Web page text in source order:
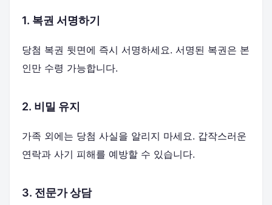
1. 복권 서명하기
당첨 복권 뒷면에 즉시 서명하세요. 서명된 복권은 본
인만 수령 가능합니다.
2. 비밀 유지
가족 외에는 당첨 사실을 알리지 마세요. 갑작스러운
연락과 사기 피해를 예방할 수 있습니다.
3. 전문가 상담